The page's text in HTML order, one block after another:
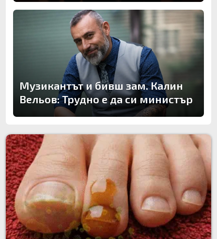
Музикантът и бивш зам. Калин
Вельов: Трудно е да си министър